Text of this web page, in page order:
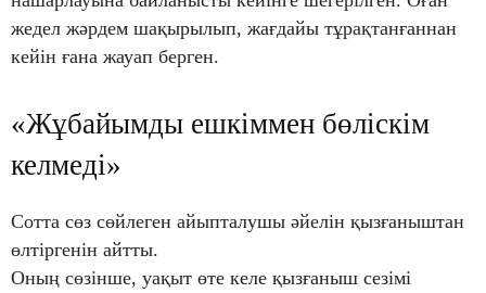
жедел жәрдем шақырылып, жағдайы тұрақтанғаннан
кейін ғана жауап берген.
«Жұбайымды ешкіммен бөліскім
келмеді»
Сотта сөз сөйлеген айыпталушы әйелін қызғаныштан
өлтіргенін айтты.
Оның сөзінше, уақыт өте келе қызғаныш сезімі